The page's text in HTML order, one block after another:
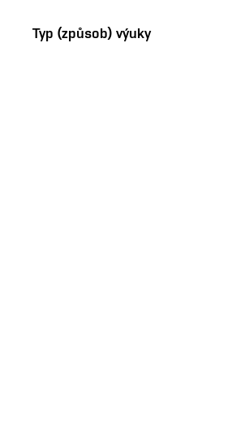
Typ (způsob) výuky